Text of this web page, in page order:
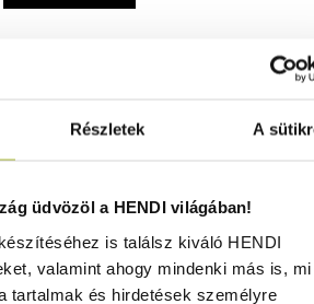
Részletek A
üdvözöl a HENDI világában!
is találsz kiváló HENDI
valamint ahogy mindenki más is,
tartalmak és hirdetések személyre